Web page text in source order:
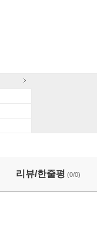
: 신포니아 BWV29,
리뷰/한줄평 (0/0)